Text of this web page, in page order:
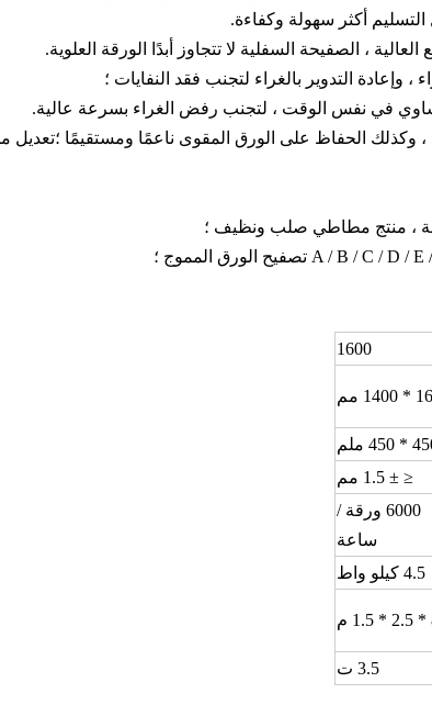
، وإعادة التدوير بالغراء لتجنب فقد النفايات ؛
في نفس الوقت ، لتجنب رفض الغراء بسرعة عالية.
وكذلك الحفاظ على الورق المقوى ناعمًا ومستقيمًا ؛تعديل
، منتج مطاطي صلب ونظيف ؛
1600
مم
450 ملم
≤ ± 1.5 مم
6000 ورقة /
ساعة
4.5 كيلو واط
3.5 ت